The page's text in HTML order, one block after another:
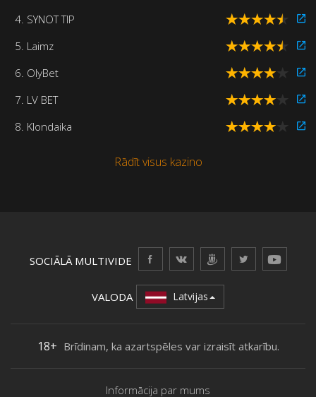
4. SYNOT TIP
5. Laimz
6. OlyBet
7. LV BET
8. Klondaika
Rādīt visus kazino
SOCIĀLĀ MULTIVIDE
VALODA Latvijas
18+ Brīdinam, ka azartspēles var izraisīt atkarību.
Informācija par mums